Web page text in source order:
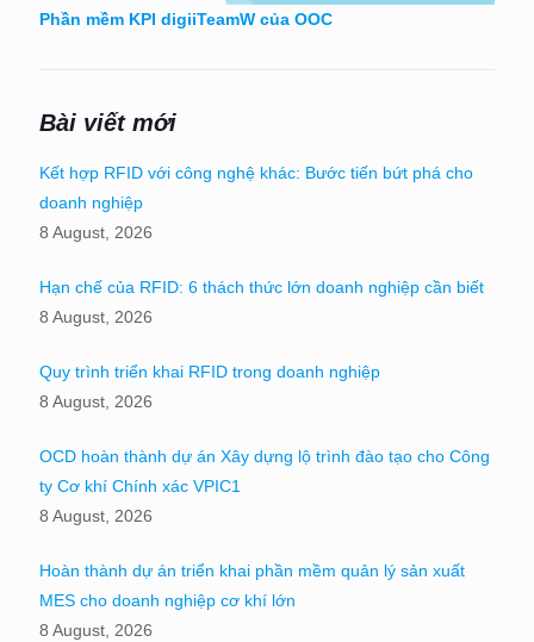
Phần mềm KPI digiiTeamW của OOC
Bài viết mới
Kết hợp RFID với công nghệ khác: Bước tiến bứt phá cho
doanh nghiệp
8 August, 2026
Hạn chế của RFID: 6 thách thức lớn doanh nghiệp cần biết
8 August, 2026
Quy trình triển khai RFID trong doanh nghiệp
8 August, 2026
OCD hoàn thành dự án Xây dựng lộ trình đào tạo cho Công
ty Cơ khí Chính xác VPIC1
8 August, 2026
Hoàn thành dự án triển khai phần mềm quản lý sản xuất
MES cho doanh nghiệp cơ khí lớn
8 August, 2026